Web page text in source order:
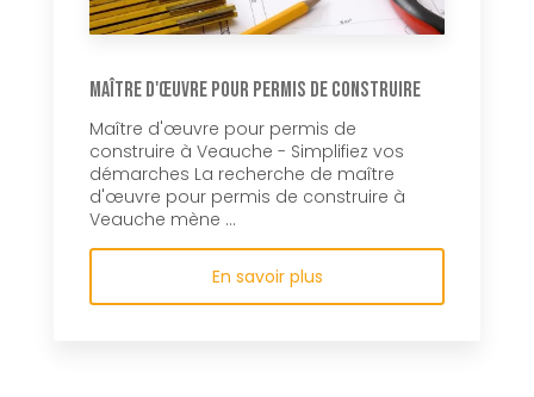
Maître d'œuvre pour permis de construire
Maître d'œuvre pour permis de
construire à Veauche - Simplifiez vos
démarches La recherche de maître
d'œuvre pour permis de construire à
Veauche mène ...
En savoir plus